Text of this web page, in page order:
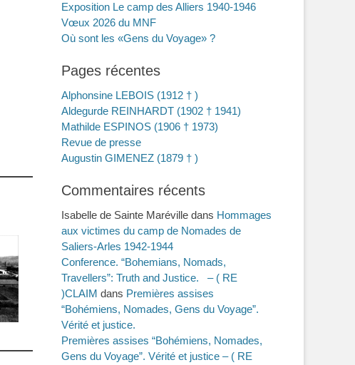
Exposition Le camp des Alliers 1940-1946
Vœux 2026 du MNF
Où sont les «Gens du Voyage» ?
Pages récentes
Alphonsine LEBOIS (1912 † )
Aldegurde REINHARDT (1902 † 1941)
Mathilde ESPINOS (1906 † 1973)
Revue de presse
Augustin GIMENEZ (1879 † )
Commentaires récents
Isabelle de Sainte Maréville dans Hommages
aux victimes du camp de Nomades de
Saliers-Arles 1942-1944
Conference. “Bohemians, Nomads,
Travellers”: Truth and Justice. – ( RE
)CLAIM dans Premières assises
“Bohémiens, Nomades, Gens du Voyage”.
Vérité et justice.
Premières assises “Bohémiens, Nomades,
Gens du Voyage”. Vérité et justice – ( RE